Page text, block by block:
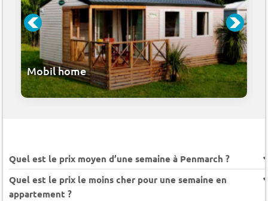
Mobil home
Quel est le prix moyen d’une semaine à Penmarch ?
Quel est le prix le moins cher pour une semaine en
appartement ?